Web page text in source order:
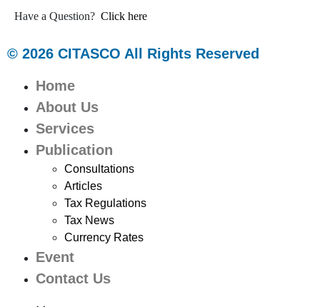
Have a Question? Click here
© 2026 CITASCO All Rights Reserved
Home
About Us
Services
Publication
Consultations
Articles
Tax Regulations
Tax News
Currency Rates
Event
Contact Us